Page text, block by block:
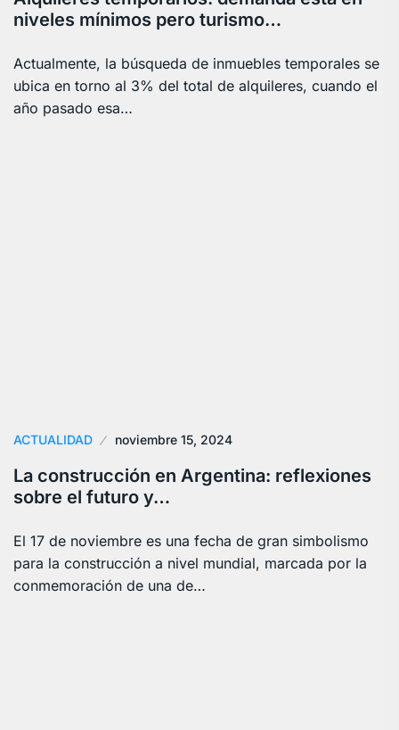
niveles mínimos pero turismo…
Actualmente, la búsqueda de inmuebles temporales se
ubica en torno al 3% del total de alquileres, cuando el
año pasado esa…
ACTUALIDAD noviembre 15, 2024
La construcción en Argentina: reflexiones
sobre el futuro y…
El 17 de noviembre es una fecha de gran simbolismo
para la construcción a nivel mundial, marcada por la
conmemoración de una de…